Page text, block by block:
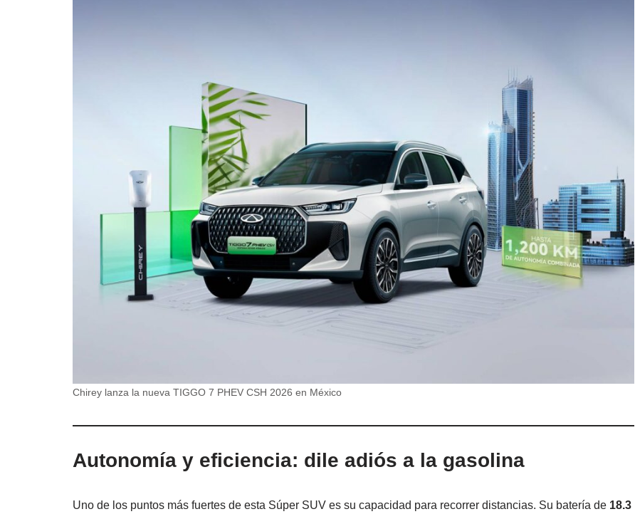
Chirey lanza la nueva TIGGO 7 PHEV CSH 2026 en México
Autonomía y eficiencia: dile adiós a la gasolina
Uno de los puntos más fuertes de esta Súper SUV es su capacidad para recorrer distancias. Su batería de 18.3